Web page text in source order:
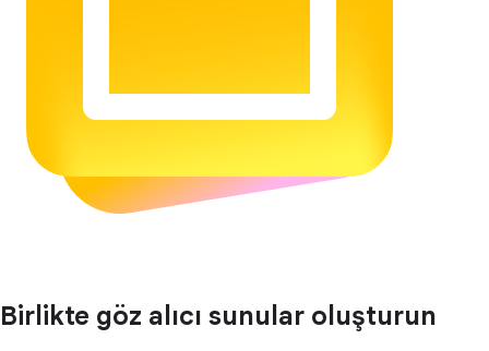
Birlikte göz alıcı sunular oluşturun